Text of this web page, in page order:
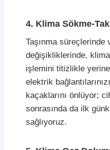
4. Klima Sökme-
Taşınma süreçlerinde
değişikliklerinde,
işlemini titizlikle
elektrik
kaçaklarını önlüyor;
sonrasında da ilk
sağlıyoruz.